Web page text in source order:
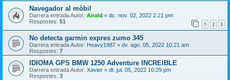
Navegador al mòbil
Darrera entrada Autor: Airald « dc. nov. 02, 2022 2:21 pm
Respostes: 51 1 2 3
No detecta garmin expres zumo 345
Darrera entrada Autor: Heavy1987 « dv. ago. 05, 2022 10:21 am
Respostes: 7
IDIOMA GPS BMW 1250 Adventure INCREIBLE
Darrera entrada Autor: Xavier « dt. jul. 05, 2022 10:29 pm
Respostes: 3